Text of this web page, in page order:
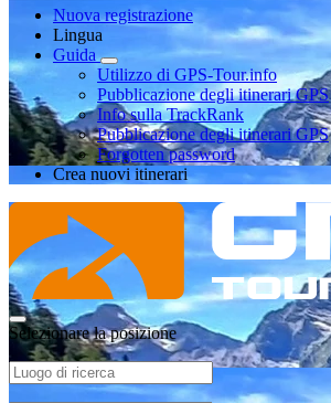
Nuova registrazione
Lingua
Guida
Utilizzo di GPS-Tour.info
Pubblicazione degli itinerari GPS
Info sulla TrackRank
Pubblicazione degli itinerari GPS
Forgotten password
Crea nuovi itinerari
Selezionare la posizione